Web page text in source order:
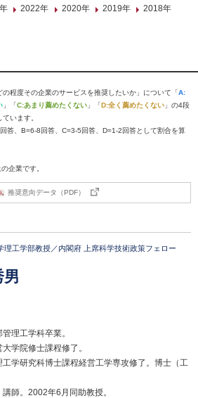
2022年 2020年 2019年
2018年
程度その企業のサービスを推奨したいか」について「A:
」「C:あまり薦めたくない 」「D:全く薦めたくない 」の4段
います。
答、B=6-8回答、C=3-5回答、D=1-2回答として割合を算
企業です。
推奨意向データ（PDF）
理工学部教授／内閣府 上席科学技術政策フェロー
理工学科卒業。
学院修士課程修了。
学研究科博士課程経営工学専攻修了。博士（工
師。2002年6月同助教授。